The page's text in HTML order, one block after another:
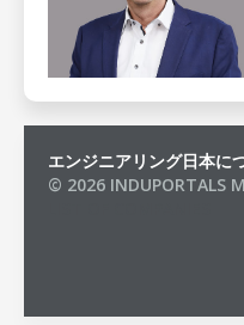
エンジニアリング日本に
© 2026 INDUPORTALS